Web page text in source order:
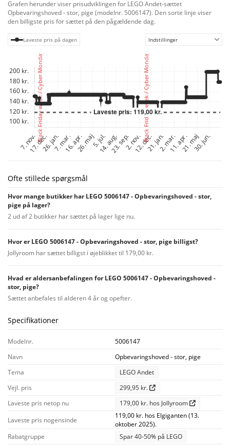
Grafen herunder viser prisudviklingen for LEGO Andet-sættet
Opbevaringshoved - stor, pige (modelnr. 5006147). Den sorte linje viser
den billigste pris for sættet på den pågældende dag.
Laveste pris på dagen Indstillinger
Ofte stillede spørgsmål
Hvor mange butikker har LEGO 5006147 - Opbevaringshoved - stor,
pige på lager?
2 ud af 2 butikker har sættet på lager lige nu.
Hvor er LEGO 5006147 - Opbevaringshoved - stor, pige billigst?
Jollyroom har sættet billigst i øjeblikket til 179,00 kr.
Hvad er aldersanbefalingen for LEGO 5006147 - Opbevaringshoved -
stor, pige?
Sættet anbefales til alderen 4 år og opefter.
Specifikationer
Modelnr.
5006147
Navn
Opbevaringshoved - stor, pige
Tema
LEGO Andet
Vejl. pris
299,95 kr.
Laveste pris netop nu
179,00 kr. hos Jollyroom
Laveste pris nogensinde
119,00 kr. hos Elgiganten (13.
oktober 2025).
Rabatgruppe
Spar 40-50% på LEGO